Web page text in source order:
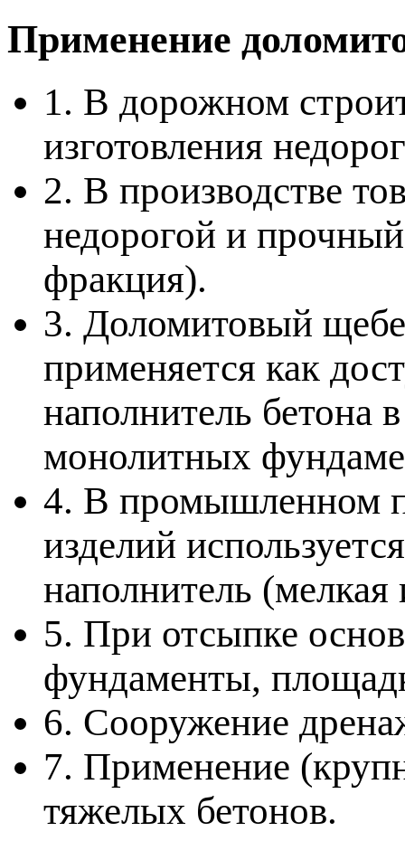
Применение
1. В дорожном
изготовления
2. В производстве
недорогой и
фракция).
3. Доломитовый
применяется как
наполнитель бетона
монолитных
4. В промышленном
изделий
наполнитель
5. При отсыпке
фундаменты,
6. Сооружение
7. Применение
тяжелых бетонов.